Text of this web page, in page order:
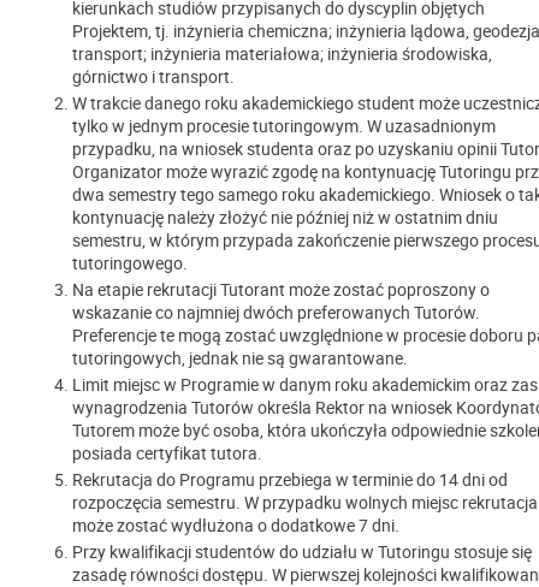
kierunkach studiów przypisanych do dyscyplin objętych
Projektem, tj. inżynieria chemiczna; inżynieria lądowa,
transport; inżynieria materiałowa; inżynieria środowiska,
górnictwo i transport.
W trakcie danego roku akademickiego student może
tylko w jednym procesie tutoringowym. W uzasadnionym
przypadku, na wniosek studenta oraz po uzyskaniu opinii
Organizator może wyrazić zgodę na kontynuację Tutoringu
dwa semestry tego samego roku akademickiego. Wniosek o
kontynuację należy złożyć nie później niż w ostatnim dniu
semestru, w którym przypada zakończenie pierwszego
tutoringowego.
Na etapie rekrutacji Tutorant może zostać poproszony o
wskazanie co najmniej dwóch preferowanych Tutorów.
Preferencje te mogą zostać uwzględnione w procesie doboru
tutoringowych, jednak nie są gwarantowane.
Limit miejsc w Programie w danym roku akademickim oraz
wynagrodzenia Tutorów określa Rektor na wniosek
Tutorem może być osoba, która ukończyła odpowiednie
posiada certyfikat tutora.
Rekrutacja do Programu przebiega w terminie do 14 dni od
rozpoczęcia semestru. W przypadku wolnych miejsc rekrutacja
może zostać wydłużona o dodatkowe 7 dni.
Przy kwalifikacji studentów do udziału w Tutoringu stosuje się
zasadę równości dostępu. W pierwszej kolejności